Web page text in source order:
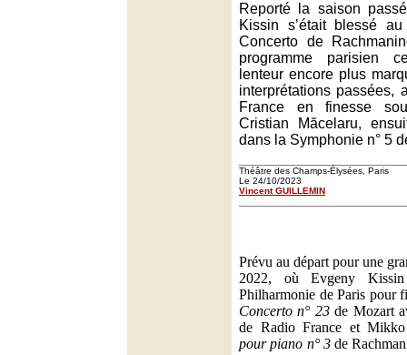
Reporté la saison
Kissin s’était blessé
Concerto de
programme parisien
lenteur encore plus
interprétations passées,
France en finesse
Cristian Măcelaru,
dans la Symphonie n° 5
Théâtre des Champs-Élysées, Paris
Le 24/10/2023
Vincent GUILLEMIN
Prévu au départ pour une
2022, où Evgeny
Philharmonie de Paris pour
Concerto n° 23de Mozart
de Radio France et
pour piano n° 3de